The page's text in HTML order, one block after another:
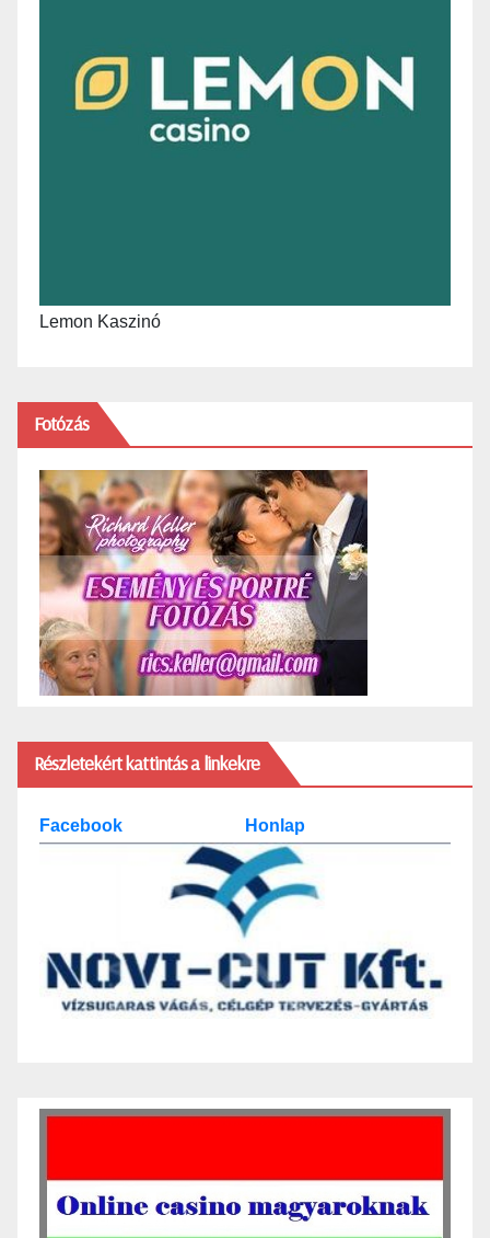
Lemon Kaszinó
Fotózás
Részletekért kattintás a linkekre
Facebook Honlap